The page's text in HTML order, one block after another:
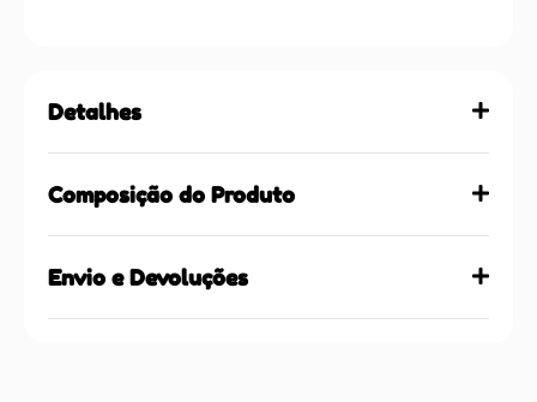
Detalhes
Composição do Produto
Envio e Devoluções